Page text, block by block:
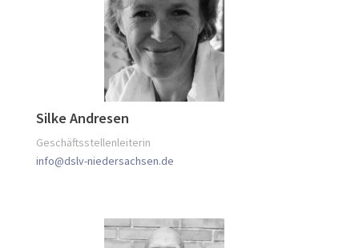
Silke Andresen
Geschäftsstellenleiterin
info@dslv-niedersachsen.de